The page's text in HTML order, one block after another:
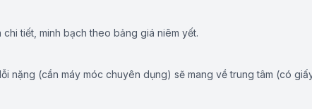
tiết, minh bạch theo bảng giá niêm yết.
nặng (cần máy móc chuyên dụng) sẽ mang về trung tâm (có